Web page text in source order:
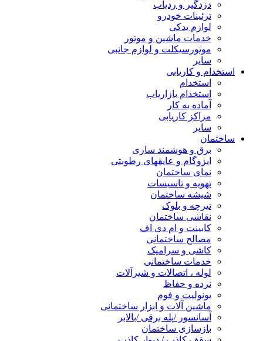
دزدگیر و ردیاب
تزئینات خودرو
لوازم یدکی
خدمات ماشین و موتور
موتورسیکلت و لوازم جانبی
سایر
استخدام و کاریابی
استخدام
استخدام بازاریاب
آماده به کار
مراکز کاریابی
سایر
ساختمان
برق و هوشمند سازی
ایزوگام و عایقهای رطوبتی
نمای ساختمان
تهویه و تاسیسات
شیشه ساختمان
تیرچه و بلوک
نقاشی ساختمان
کابینت و ام دی اف
مصالح ساختمانی
کاشی و سرامیک
خدمات ساختمانی
لوله ، اتصالات و شیرآلات
نرده و حفاظ
یونولیت و فوم
ماشین آلات و ابزار ساختمانی
آسانسور /پله برقی /بالابر
بازسازی ساختمان